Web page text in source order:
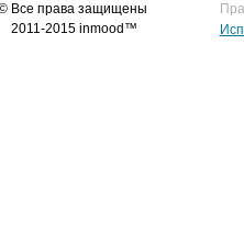
Все права защищены
2011-2015 inmood™